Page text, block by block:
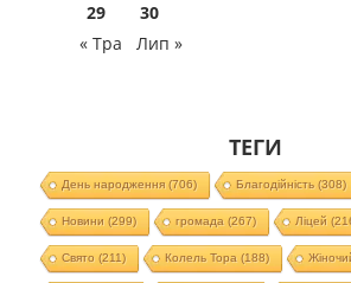
29
30
« Тра
Лип »
ТЕГИ
День народження(706) Благодійність (308)
Новини (299) громада (267) Ліцей
Свято (211) Колель Тора (188)